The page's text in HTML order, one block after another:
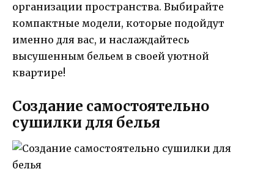
организации пространства. Выбирайте
компактные модели, которые подойдут
именно для вас, и наслаждайтесь
высушенным бельем в своей уютной
квартире!
Создание самостоятельно
сушилки для белья